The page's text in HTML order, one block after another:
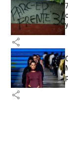
share
share